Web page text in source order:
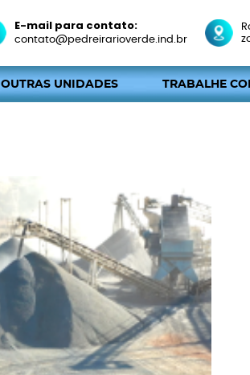
E-mail para contato:
contato@pedreirarioverde.ind.br
OUTRAS UNIDADES TRABALHE